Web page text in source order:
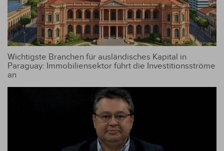
Wichtigste Branchen für ausländisches Kapital in
Paraguay: Immobiliensektor führt die Investitionsströme
an